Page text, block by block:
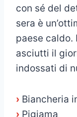
con sé del
sera è
paese caldo.
asciutti il
indossati di
› Biancheria
› Pigiama